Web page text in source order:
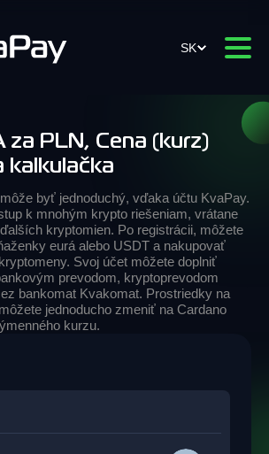
SK
za PLN, Cena (kurz)
kalkulačka
byť jednoduchý, vďaka účtu KvaPay.
k mnohým krypto riešeniam, vrátane
kryptomien. Po registrácii, môžete
eurá alebo USDT a nakupovať
Svoj účet môžete doplniť
prevodom, kryptoprevodom
bankomat Kvakomat. Prostriedky na
jednoducho zmeniť na Cardano
kurzu.